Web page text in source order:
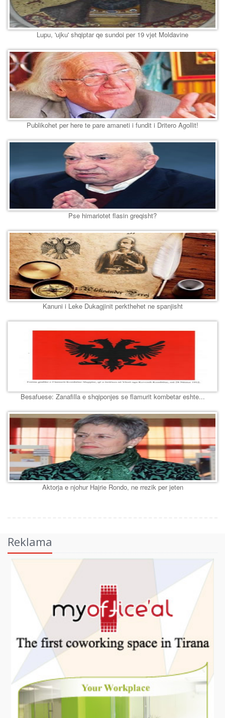
Lupu, 'ujku' shqiptar qe sundoi per 19 vjet Moldavine
Publikohet per here te pare amaneti i fundit i Dritero Agollit!
Pse himariotet flasin greqisht?
Kanuni i Leke Dukagjinit perkthehet ne spanjisht
Besafuese: Zanafilla e shqiponjes se flamurit kombetar eshte...
Aktorja e njohur Hajrie Rondo, ne rrezik per jeten
Reklama